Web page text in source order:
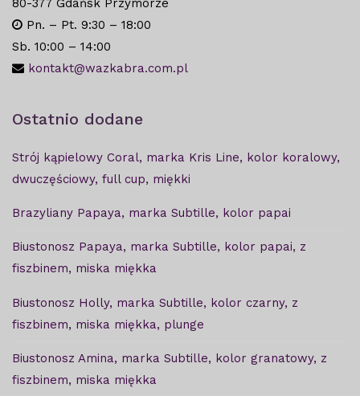
80-377 Gdańsk Przymorze
Pn. – Pt. 9:30 – 18:00
Sb. 10:00 – 14:00
kontakt@wazkabra.com.pl
Ostatnio dodane
Strój kąpielowy Coral, marka Kris Line, kolor koralowy,
dwuczęściowy, full cup, miękki
Brazyliany Papaya, marka Subtille, kolor papai
Biustonosz Papaya, marka Subtille, kolor papai, z
fiszbinem, miska miękka
Biustonosz Holly, marka Subtille, kolor czarny, z
fiszbinem, miska miękka, plunge
Biustonosz Amina, marka Subtille, kolor granatowy, z
fiszbinem, miska miękka